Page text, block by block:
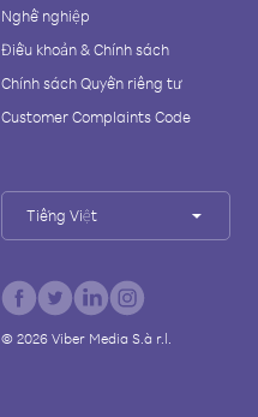
Nghề nghiệp
Điều khoản & Chính sách
Chính sách Quyền riêng tư
Customer Complaints Code
Tiếng Việt
© 2026Viber Media S.à r.l.